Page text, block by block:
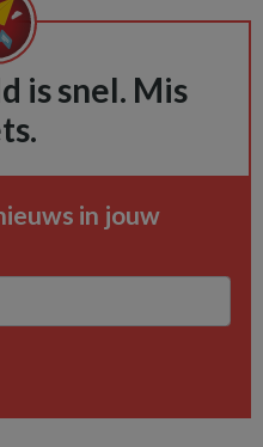
is snel. Mis
in jouw